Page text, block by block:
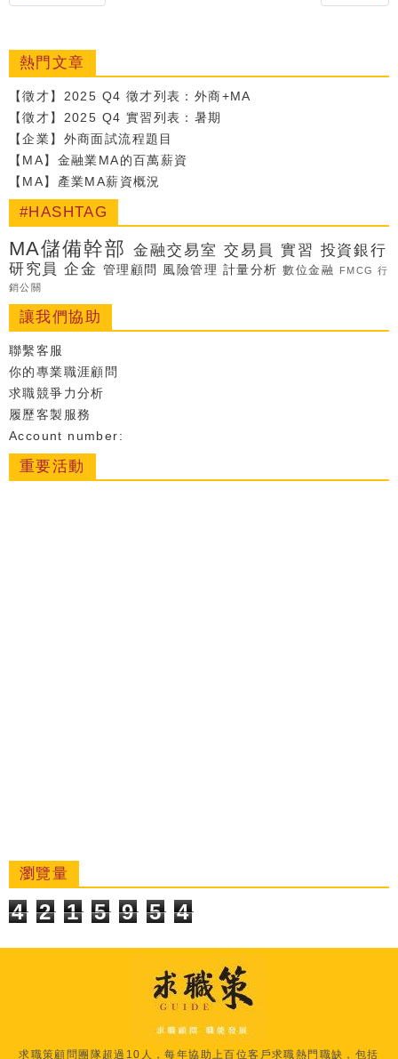
熱門文章
【徵才】2025 Q4 徵才列表：外商+MA
【徵才】2025 Q4 實習列表：暑期
【企業】外商面試流程題目
【MA】金融業MA的百萬薪資
【MA】產業MA薪資概況
#HASHTAG
MA儲備幹部 金融交易室 交易員 實習 投資銀行
研究員 企金 管理顧問 風險管理 計量分析 數位金融 FMCG 行
銷公關
讓我們協助
聯繫客服
你的專業職涯顧問
求職競爭力分析
履歷客製服務
Account number:
重要活動
瀏覽量
4 2 1 5 9 5 4
求職策顧問團隊超過10人，每年協助上百位客戶求職熱門職缺，包括